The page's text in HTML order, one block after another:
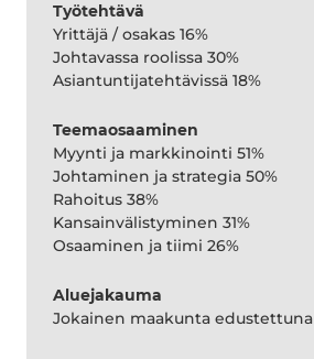
Työtehtävä
Yrittäjä / osakas 16%
Johtavassa roolissa 30%
Asiantuntijatehtävissä 18%
Teemaosaaminen
Myynti ja markkinointi 51%
Johtaminen ja strategia 50%
Rahoitus 38%
Kansainvälistyminen 31%
Osaaminen ja tiimi 26%
Aluejakauma
Jokainen maakunta edustettuna